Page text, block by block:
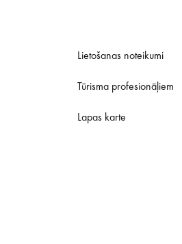
Lietošanas noteikumi
Tūrisma profesionāļiem
Lapas karte